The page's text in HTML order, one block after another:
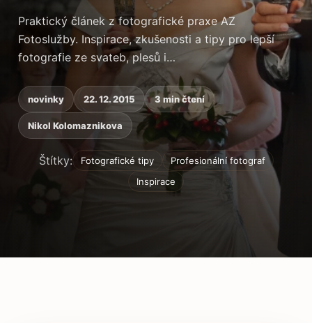
Praktický článek z fotografické praxe AZ
Fotoslužby. Inspirace, zkušenosti a tipy pro lepší
fotografie ze svateb, plesů i…
novinky 22. 12. 2015 3 min čtení
Nikol Kolomaznikova
Štítky: Fotografické tipy
Profesionální fotograf
Inspirace